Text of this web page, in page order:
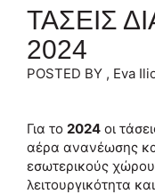
ΤΑΣΕΙΣ
2024
POSTED BY , Eva
Για το 2024 οι
αέρα ανανέωσης
εσωτερικούς
λειτουργικότητα